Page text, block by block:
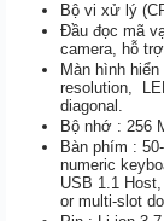
Bộ vi xử lý
Đầu đọc mã
camera, hỗ
Màn hình
resolution,
diagonal.
Bộ nhớ : 256
Bàn phím :
numeric
USB 1.1
or multi-slot